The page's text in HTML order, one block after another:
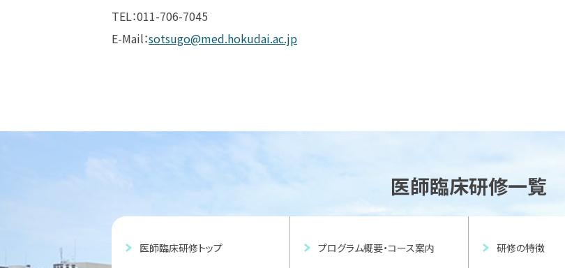
TEL：011-706-7045
E-Mail：sotsugo@med.hokudai.ac.jp
医師臨床研修一覧
医師臨床研修トップ プログラム概要・コース案内 研修の特徴